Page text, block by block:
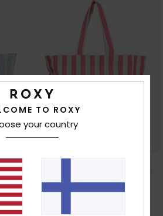
Fairy Beach
Women Pink Tote Bag
TO ROXY
your country